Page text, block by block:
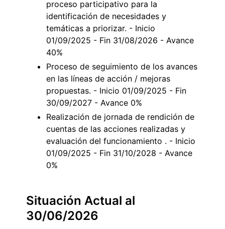
proceso participativo para la
identificación de necesidades y
temáticas a priorizar. - Inicio
01/09/2025 - Fin 31/08/2026 - Avance
40%
Proceso de seguimiento de los avances
en las líneas de acción / mejoras
propuestas. - Inicio 01/09/2025 - Fin
30/09/2027 - Avance 0%
Realización de jornada de rendición de
cuentas de las acciones realizadas y
evaluación del funcionamiento . - Inicio
01/09/2025 - Fin 31/10/2028 - Avance
0%
Situación Actual al
30/06/2026